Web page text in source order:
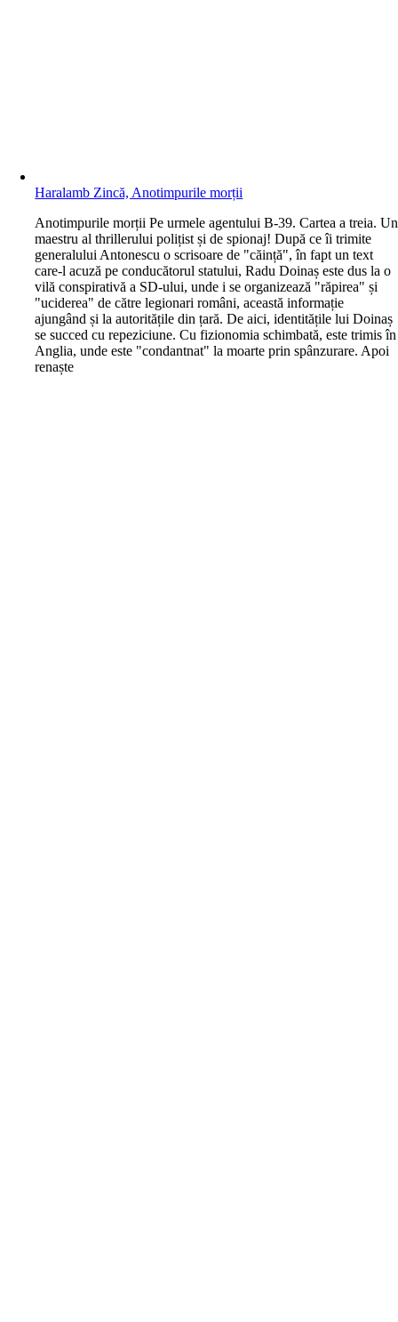
Haralamb Zincă, Anotimpurile morții
Anotimpurile morții Pe urmele agentului B-39. Cartea a treia. Un
maestru al thrillerului polițist și de spionaj! După ce îi trimite
generalului Antonescu o scrisoare de "căință", în fapt un text
care-l acuză pe conducătorul statului, Radu Doinaș este dus la o
vilă conspirativă a SD-ului, unde i se organizează "răpirea" și
"uciderea" de către legionari români, această informație
ajungând și la autoritățile din țară. De aici, identitățile lui Doinaș
se succed cu repeziciune. Cu fizionomia schimbată, este trimis în
Anglia, unde este "condantnat" la moarte prin spânzurare. Apoi
renaște